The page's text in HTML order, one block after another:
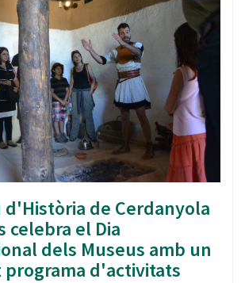
d'Història de Cerdanyola
celebra el Dia
dels Museus amb un
d'activitats